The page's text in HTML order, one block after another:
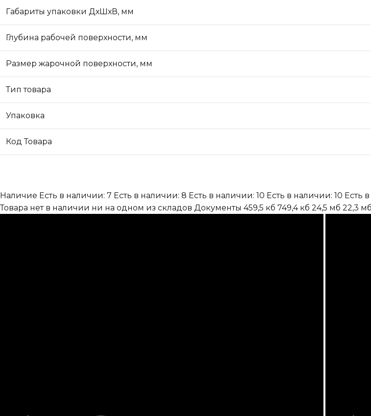
Габариты упаковки ДхШхВ, мм
Глубина рабочей поверхности, мм
Размер жарочной поверхности, мм
Тип товара
Упаковка
Код Товара
Наличие Есть в наличии: 7 Есть в наличии: 8 Есть в наличии: 10 Есть в наличии: 10 Есть
Товара нет в наличии ни на одном из складов Документы 459,5 кб 749,4 кб 24,5 мб 22,3 мб